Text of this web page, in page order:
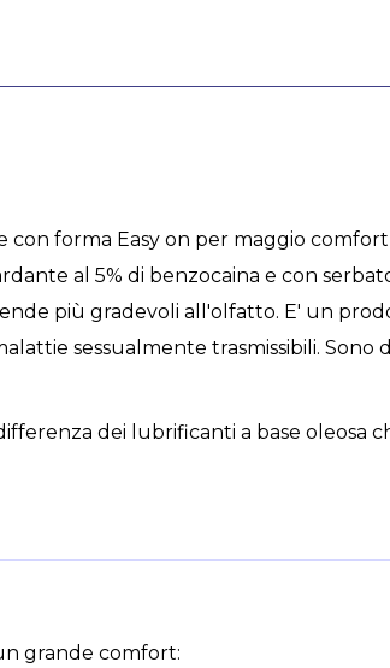
con forma Easy on per maggio
al 5% di benzocaina e con
più gradevoli all'olfatto. E' un
sessualmente trasmissibili. Sono
dei lubrificanti a base oleosa
grande comfort: